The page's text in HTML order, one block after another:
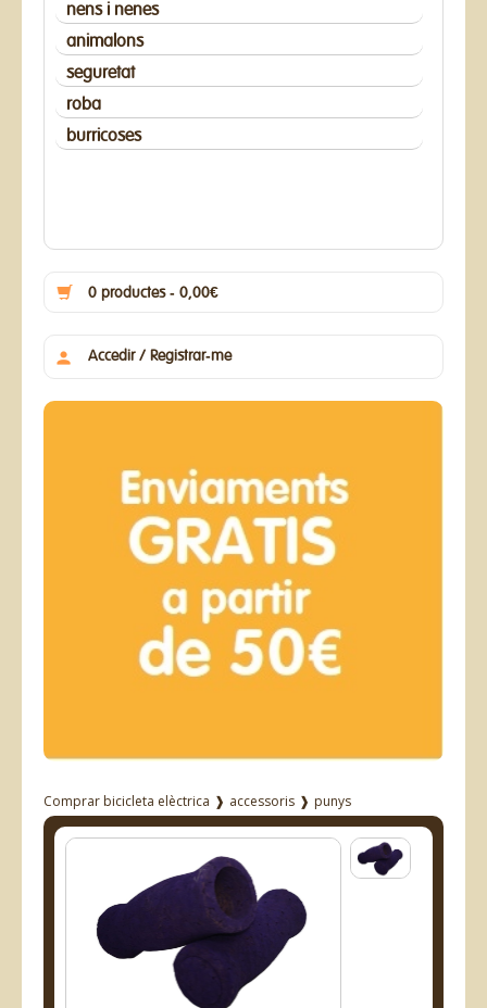
nens i nenes
animalons
seguretat
roba
burricoses
0 productes - 0,00€
Accedir / Registrar-me
Comprar bicicleta elèctrica ❱ accessoris ❱ punys